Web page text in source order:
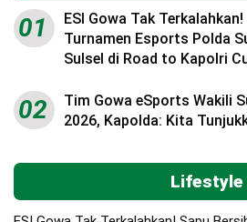
01
ESI Gowa Tak
Turnamen Esports Polda
Sulsel di Road to Kapolri
02
Tim Gowa eSports Wakili
2026, Kapolda: Kita
Lifestyle